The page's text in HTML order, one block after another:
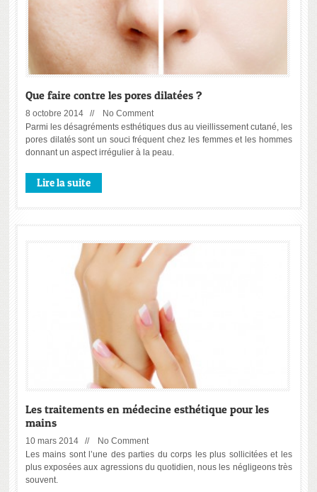
Que faire contre les pores dilatées ?
8 octobre 2014 //
No Comment
Parmi les désagréments esthétiques dus au vieillissement cutané, les
pores dilatés sont un souci fréquent chez les femmes et les hommes
donnant un aspect irrégulier à la peau.
Lire la suite
Les traitements en médecine esthétique pour les
mains
10 mars 2014 //
No Comment
Les mains sont l’une des parties du corps les plus sollicitées et les
plus exposées aux agressions du quotidien, nous les négligeons très
souvent.